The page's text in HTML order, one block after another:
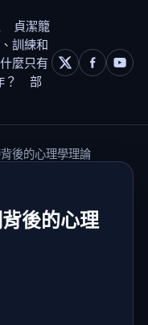
貞潔籠
訓練和
麼只有
部
後的心理學理論
後的心理